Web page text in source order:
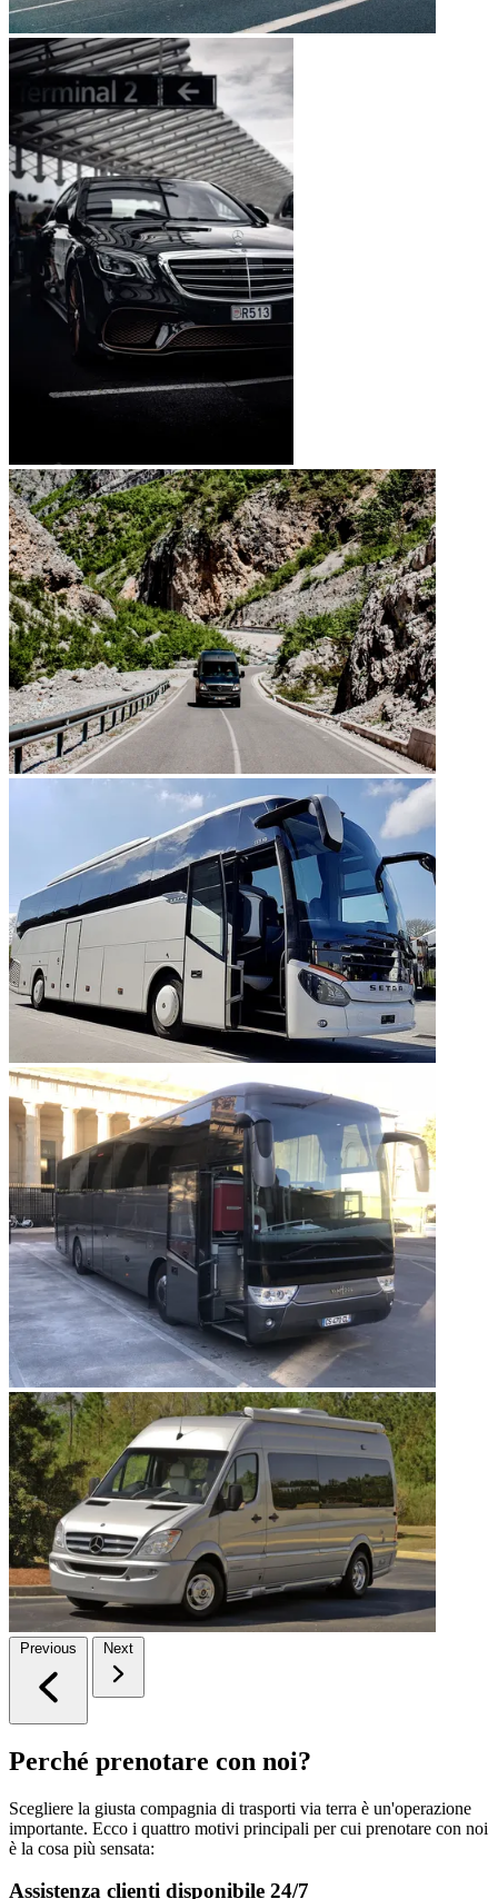
Previous Next
Perché prenotare con noi?
Scegliere la giusta compagnia di trasporti via terra è un'operazione
importante. Ecco i quattro motivi principali per cui prenotare con noi
è la cosa più sensata:
Assistenza clienti disponibile 24/7